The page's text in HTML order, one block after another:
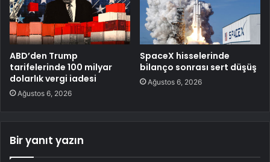
ABD’den Trump
tarifelerinde 100 milyar
dolarlık vergi iadesi
Ağustos 6, 2026
SpaceX hisselerinde
bilanço sonrası sert düşüş
Ağustos 6, 2026
Bir yanıt yazın